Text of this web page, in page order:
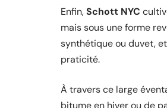
Enfin,Schott NYC
mais sous une forme
synthétique ou duvet,
praticité.
À travers ce large
bitume en hiver ou de